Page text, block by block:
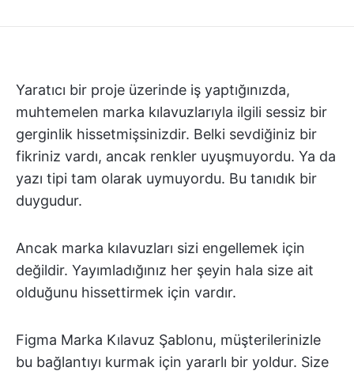
Yaratıcı bir proje üzerinde iş yaptığınızda,
muhtemelen marka kılavuzlarıyla ilgili sessiz bir
gerginlik hissetmişsinizdir. Belki sevdiğiniz bir
fikriniz vardı, ancak renkler uyuşmuyordu. Ya da
yazı tipi tam olarak uymuyordu. Bu tanıdık bir
duygudur.
Ancak marka kılavuzları sizi engellemek için
değildir. Yayımladığınız her şeyin hala size ait
olduğunu hissettirmek için vardır.
Figma Marka Kılavuz Şablonu, müşterilerinizle
bu bağlantıyı kurmak için yararlı bir yoldur. Size